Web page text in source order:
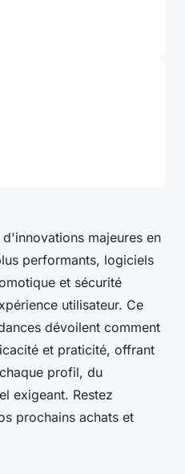
majeures en
performants, logiciels
et sécurité
utilisateur. Ce
dévoilent comment
et praticité, offrant
profil, du
exigeant. Restez
prochains achats et